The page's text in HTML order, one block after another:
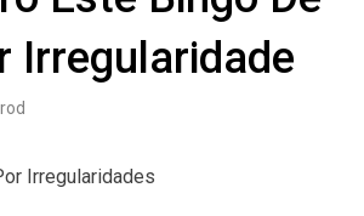
Irregularidade
Irregularidades